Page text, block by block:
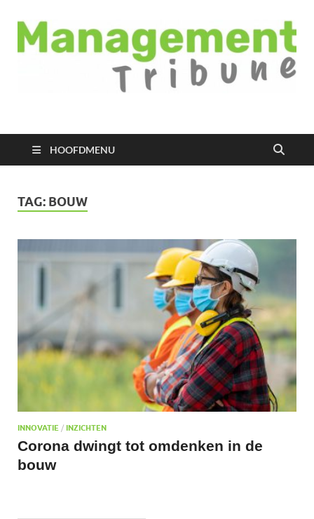
Managementtribune
HOOFDMENU
TAG: BOUW
INNOVATIE / INZICHTEN
Corona dwingt tot omdenken in de
bouw